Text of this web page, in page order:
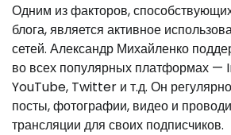
Одним из факторов,
блога, является активное
сетей. Александр Михайленко
во всех популярных платформах
YouTube, Twitter и т.д. Он регулярно
посты, фотографии, видео и
трансляции для своих подписчиков.